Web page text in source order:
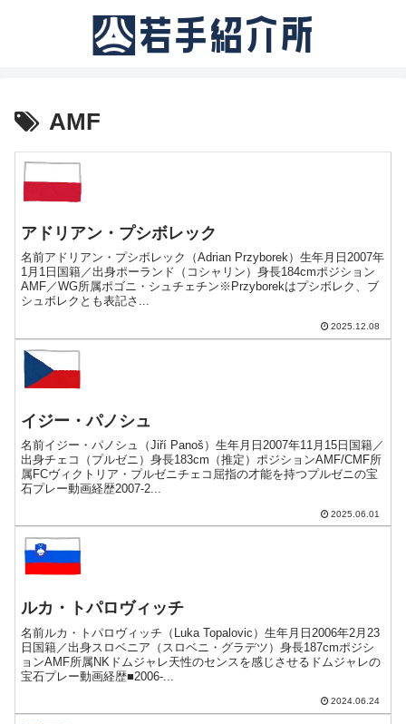
AMF
アドリアン・プシボレック
名前アドリアン・プシボレック（Adrian Przyborek）生年月日2007年
1月1日国籍／出身ポーランド（コシャリン）身長184cmポジション
AMF／WG所属ポゴニ・シュチェチン※Przyborekはプシボレク、ブ
シュボレクとも表記さ...
2025.12.08
イジー・パノシュ
名前イジー・パノシュ（Jiří Panoš）生年月日2007年11月15日国籍／
出身チェコ（プルゼニ）身長183cm（推定）ポジションAMF/CMF所
属FCヴィクトリア・プルゼニチェコ屈指の才能を持つプルゼニの宝
石プレー動画経歴2007-2...
2025.06.01
ルカ・トパロヴィッチ
名前ルカ・トパロヴィッチ（Luka Topalovic）生年月日2006年2月23
日国籍／出身スロベニア（スロベニ・グラデツ）身長187cmポジシ
ョンAMF所属NKドムジャレ天性のセンスを感じさせるドムジャレの
宝石プレー動画経歴■2006-...
2024.06.24